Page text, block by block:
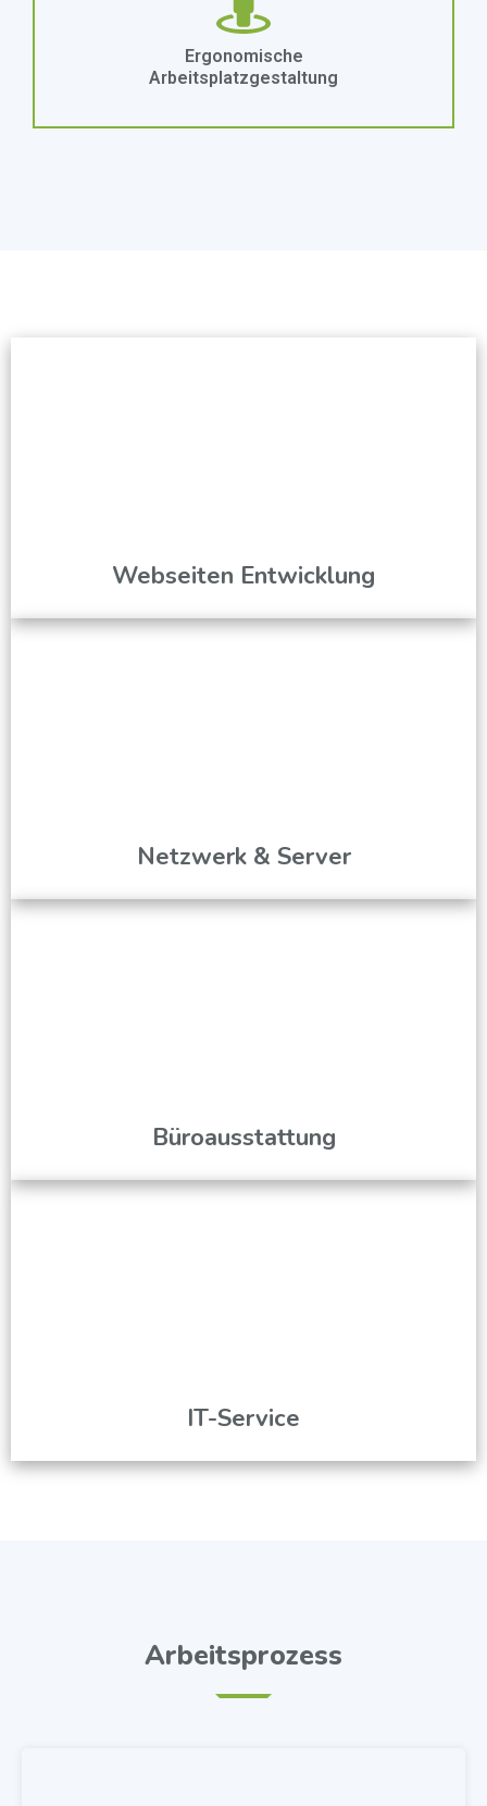
Ergonomische
Arbeitsplatzgestaltung
Webseiten Entwicklung
Netzwerk & Server
Büroausstattung
IT-Service
Arbeitsprozess